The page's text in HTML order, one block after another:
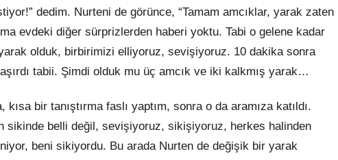
dedim. Nurteni de görünce, “Tamam amcıklar, yarak zaten
evdeki diğer sürprizlerden haberi yoktu. Tabi o gelene kadar
olduk, birbirimizi elliyoruz, sevişiyoruz. 10 dakika sonra
tabii. Şimdi olduk mu üç amcık ve iki kalkmış yarak…
bir tanıştırma faslı yaptım, sonra o da aramıza katıldı.
sikinde belli değil, sevişiyoruz, sikişiyoruz, herkes halinden
beni sikiyordu. Bu arada Nurten de değişik bir yarak